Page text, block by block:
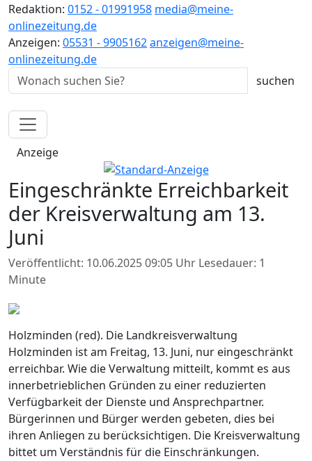
Redaktion: 0152 - 01991958 media@meine-
onlinezeitung.de
Anzeigen: 05531 - 9905162anzeigen@meine-
onlinezeitung.de
Anzeige
Eingeschränkte Erreichbarkeit
der Kreisverwaltung am 13.
Juni
Veröffentlicht: 10.06.2025 09:05 Uhr Lesedauer: 1
Minute
Holzminden (red). Die Landkreisverwaltung
Holzminden ist am Freitag, 13. Juni, nur eingeschränkt
erreichbar. Wie die Verwaltung mitteilt, kommt es aus
innerbetrieblichen Gründen zu einer reduzierten
Verfügbarkeit der Dienste und Ansprechpartner.
Bürgerinnen und Bürger werden gebeten, dies bei
ihren Anliegen zu berücksichtigen. Die Kreisverwaltung
bittet um Verständnis für die Einschränkungen.